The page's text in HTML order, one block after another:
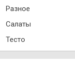
Разное
Салаты
Тесто